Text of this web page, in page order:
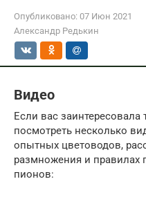
Опубликовано: 07 Июн 2021
Александр Редькин
Видео
Если вас заинтересовала
посмотреть несколько
опытных цветоводов,
размножения и правилах
пионов: